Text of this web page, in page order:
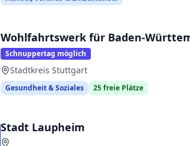
Wohlfahrtswerk für Baden-
Schnuppertag möglich
Stadtkreis Stuttgart
Gesundheit & Soziales 25freie Plätze
Stadt Laupheim